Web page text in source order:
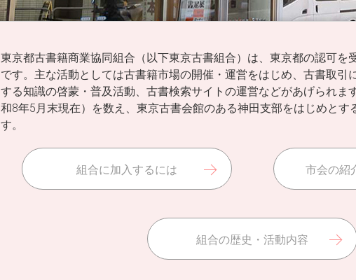
東京都古書籍商業協同組合（以下東京古書組合）は、東京都の認可を
です。主な活動としては古書籍市場の開催・運営をはじめ、古書取引
する知識の啓蒙・普及活動、古書検索サイトの運営などがあげられま
和8年5月末現在）を数え、東京古書会館のある神田支部をはじめとす
す。
組合に加入するには 市会の紹
組合の歴史・活動内容